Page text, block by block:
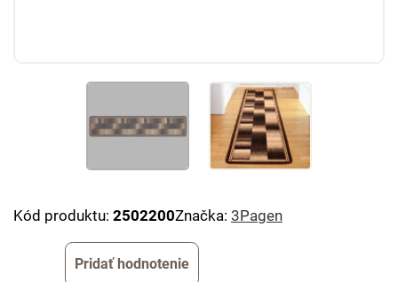
Kód produktu: 2502200Značka: 3Pagen
Pridať hodnotenie